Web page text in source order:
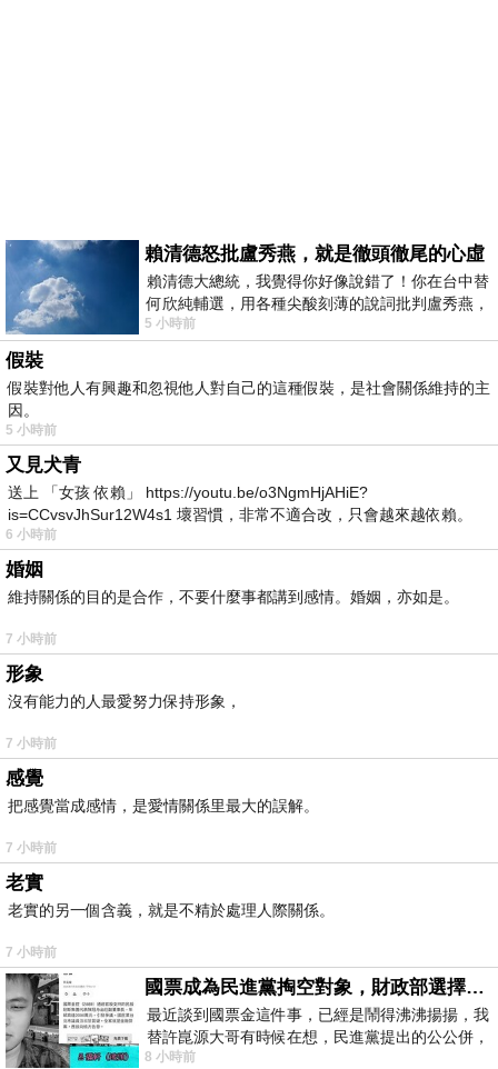
賴清德怒批盧秀燕，就是徹頭徹尾的心虛
賴清德大總統，我覺得你好像說錯了！你在台中替
何欣純輔選，用各種尖酸刻薄的說詞批判盧秀燕，
罵她施政滿意度輸給陳其邁，甚至還說盧
5 小時前
假裝
假裝對他人有興趣和忽視他人對自己的這種假裝，是社會關係維持的主
因。
5 小時前
又見犬青
送上 「女孩 依賴」 https://youtu.be/o3NgmHjAHiE?
is=CCvsvJhSur12W4s1 壞習慣，非常不適合改，只會越來越依賴。
我害怕的
6 小時前
婚姻
維持關係的目的是合作，不要什麼事都講到感情。婚姻，亦如是。
7 小時前
形象
沒有能力的人最愛努力保持形象，
7 小時前
感覺
把感覺當成感情，是愛情關係里最大的誤解。
7 小時前
老實
老實的另一個含義，就是不精於處理人際關係。
7 小時前
國票成為民進黨掏空對象，財政部選擇性失憶
最近談到國票金這件事，已經是鬧得沸沸揚揚，我
替許崑源大哥有時候在想，民進黨提出的公公併，
其實就是想要國庫通黨庫，鬧出最大的醜
8 小時前